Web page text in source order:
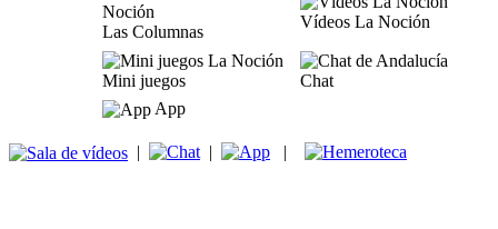
Las Columnas
Vídeos La Noción
Mini juegos
Chat
App
| | |